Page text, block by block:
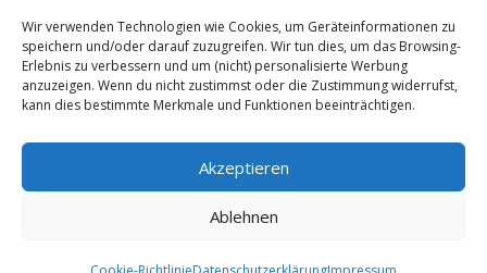
Wir verwenden Technologien wie Cookies, um Geräteinformationen zu
speichern und/oder darauf zuzugreifen. Wir tun dies, um das Browsing-
Erlebnis zu verbessern und um (nicht) personalisierte Werbung
anzuzeigen. Wenn du nicht zustimmst oder die Zustimmung widerrufst,
kann dies bestimmte Merkmale und Funktionen beeinträchtigen.
Akzeptieren
Ablehnen